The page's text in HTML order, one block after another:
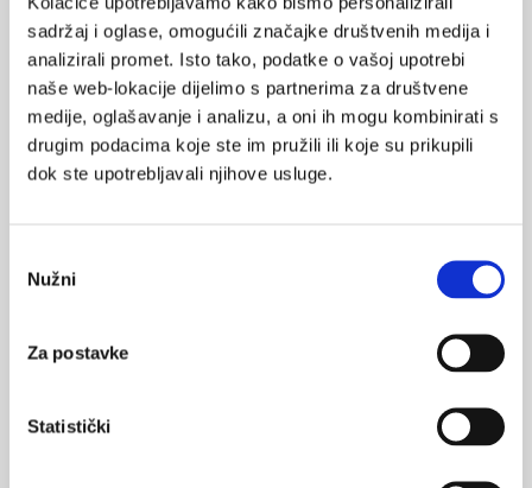
sadržaj i oglase, omogućili značajke društvenih medija i
analizirali promet. Isto tako, podatke o vašoj upotrebi
naše web-lokacije dijelimo s partnerima za društvene
medije, oglašavanje i analizu, a oni ih mogu kombinirati s
drugim podacima koje ste im pružili ili koje su prikupili
dok ste upotrebljavali njihove usluge.
pristanka
Nužni
Za postavke
Statistički
16.10.2025.
Svjetski dan kralježnice, 16. listopada 2025.
11.10.2023.
Za križobolju je dobro kombinirati vježbe i igre
virtualne stvarnosti
Rehabilitacija mehaničke križobolje
KBC Sestre milosrdnice: Zahvat endovaskularne